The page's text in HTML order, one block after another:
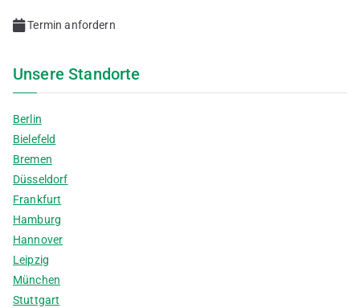
Termin anfordern
Unsere Standorte
Berlin
Bielefeld
Bremen
Düsseldorf
Frankfurt
Hamburg
Hannover
Leipzig
München
Stuttgart